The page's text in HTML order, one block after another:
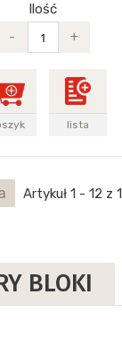
Ilość
-
+
lista
Artykuł 1 - 12 z
BLOKI